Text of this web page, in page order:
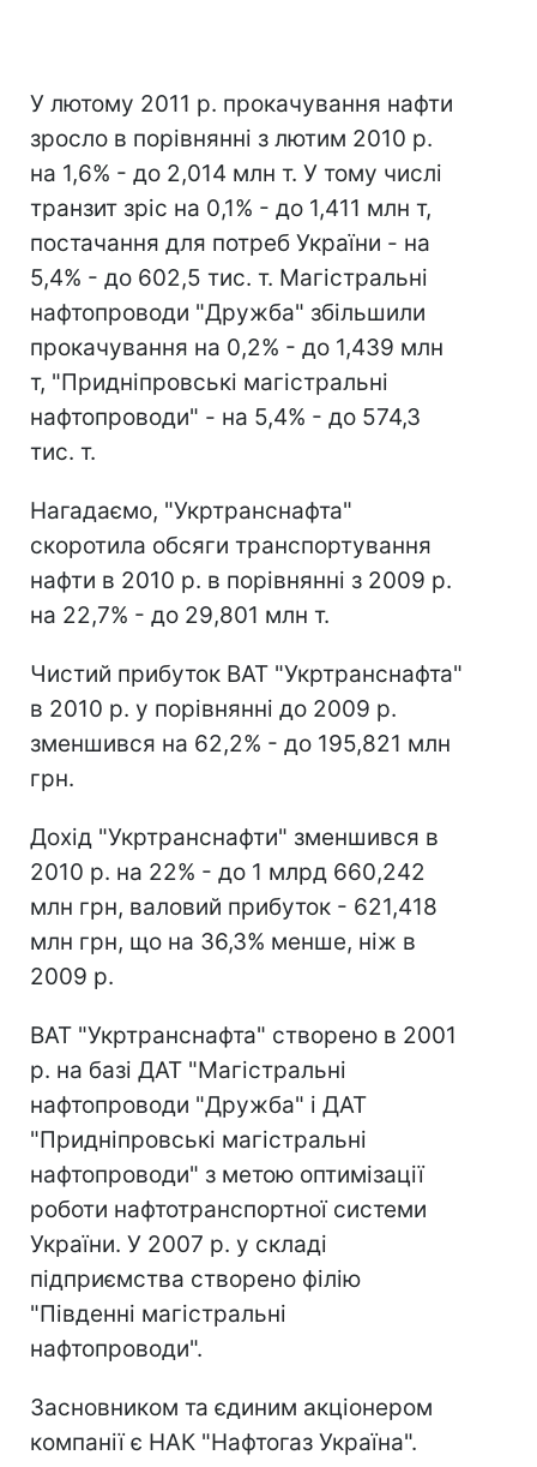
У лютому 2011 р. прокачування нафти
зросло в порівнянні з лютим 2010 р.
на 1,6% - до 2,014 млн т. У тому числі
транзит зріс на 0,1% - до 1,411 млн т,
постачання для потреб України - на
5,4% - до 602,5 тис. т. Магістральні
нафтопроводи "Дружба" збільшили
прокачування на 0,2% - до 1,439 млн
т, "Придніпровські магістральні
нафтопроводи" - на 5,4% - до 574,3
тис. т.
Нагадаємо, "Укртранснафта"
скоротила обсяги транспортування
нафти в 2010 р. в порівнянні з 2009 р.
на 22,7% - до 29,801 млн т.
Чистий прибуток ВАТ "Укртранснафта"
в 2010 р. у порівнянні до 2009 р.
зменшився на 62,2% - до 195,821 млн
грн.
Дохід "Укртранснафти" зменшився в
2010 р. на 22% - до 1 млрд 660,242
млн грн, валовий прибуток - 621,418
млн грн, що на 36,3% менше, ніж в
2009 р.
ВАТ "Укртранснафта" створено в 2001
р. на базі ДАТ "Магістральні
нафтопроводи "Дружба" і ДАТ
"Придніпровські магістральні
нафтопроводи" з метою оптимізації
роботи нафтотранспортної системи
України. У 2007 р. у складі
підприємства створено філію
"Південні магістральні
нафтопроводи".
Засновником та єдиним акціонером
компанії є НАК "Нафтогаз Україна".